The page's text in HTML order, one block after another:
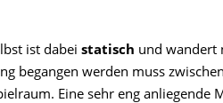
ist dabei statisch und wandert
begangen werden muss
Eine sehr eng anliegende